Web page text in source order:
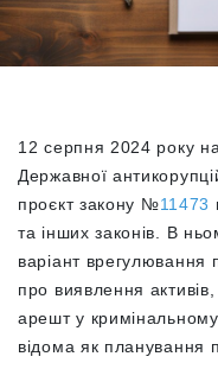
12 серпня 2024 року
Державної
проєкт закону №11473
та інших законів. В
варіант врегулювання
про виявлення
арешт у
відома як планування